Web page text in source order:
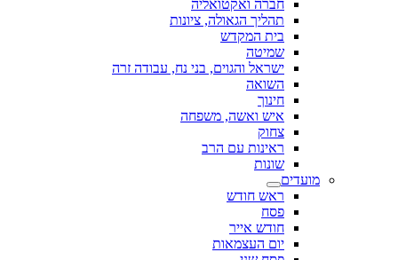
חברה ואקטואליה
תהליך הגאולה, ציונות
בית המקדש
שמיטה
ישראל והגוים, בני נח, עבודה זרה
השואה
חינוך
איש ואשה, משפחה
צחוק
ראינות עם הרב
שונות
מועדים
ראש חודש
פסח
חודש אייר
יום העצמאות